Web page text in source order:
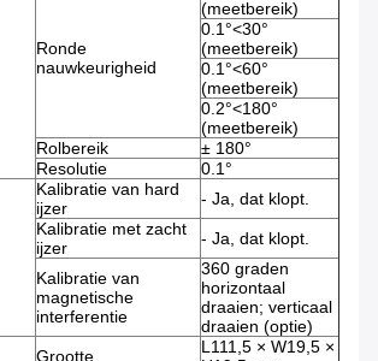
Ronde
nauwkeurigheid
(meetbereik)
0.1°<30°
(meetbereik)
0.1°<60°
(meetbereik)
0.2°<180°
(meetbereik)
Rolbereik
± 180°
Resolutie
0.1°
Kalibratie van hard
ijzer
- Ja, dat klopt.
Kalibratie met zacht
ijzer
- Ja, dat klopt.
Kalibratie van
magnetische
interferentie
360 graden
horizontaal
draaien; verticaal
draaien (optie)
Grootte
L111,5 × W19,5 ×